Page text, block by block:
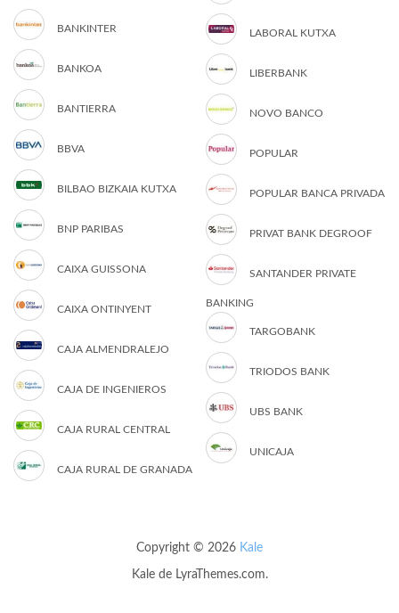
BANKINTER
BANKOA
BANTIERRA
BBVA
BILBAO BIZKAIA KUTXA
BNP PARIBAS
CAIXA GUISSONA
CAIXA ONTINYENT
CAJA ALMENDRALEJO
CAJA DE INGENIEROS
CAJA RURAL CENTRAL
CAJA RURAL DE GRANADA
LABORAL KUTXA
LIBERBANK
NOVO BANCO
POPULAR
POPULAR BANCA PRIVADA
PRIVAT BANK DEGROOF
SANTANDER PRIVATE
BANKING
TARGOBANK
TRIODOS BANK
UBS BANK
UNICAJA
Copyright © 2026 Kale
Kalede LyraThemes.com.